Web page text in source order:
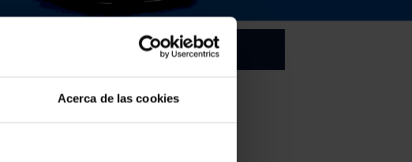
Acerca de las cookies
Ciudadanía y actualidad